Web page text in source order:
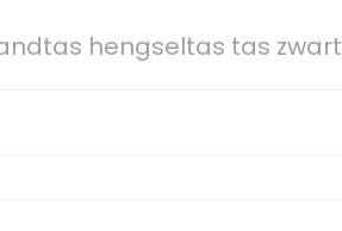
hengseltas tas zwart